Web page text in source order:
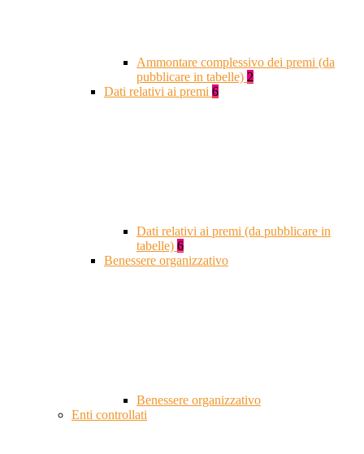
Ammontare complessivo dei premi (da
pubblicare in tabelle) 2
Dati relativi ai premi 6
Dati relativi ai premi (da pubblicare in
tabelle) 6
Benessere organizzativo
Benessere organizzativo
Enti controllati